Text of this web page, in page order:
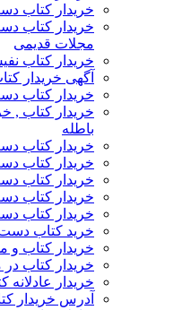
خریدار کتاب
خریدار کتاب
مجلات قدیمی
خریدار کتاب
آگهی خریدار
خریدار کتاب
خریدار کتاب ,
باطله
خریدار کتاب
خریدار کتاب
خریدار کتاب
خریدار کتاب
خریدار کتاب
خرید کتاب
خریدار کتاب
خریدار کتاب در
خریدار عادلانه
آدرس خریدار